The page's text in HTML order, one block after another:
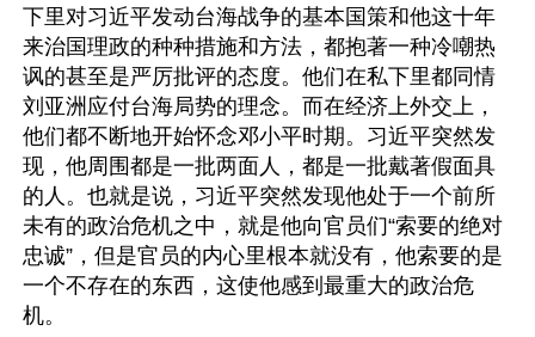
下里对习近平发动台海战争的基本国策和他这十年
来治国理政的种种措施和方法，都抱著一种冷嘲热
讽的甚至是严厉批评的态度。他们在私下里都同情
刘亚洲应付台海局势的理念。而在经济上外交上，
他们都不断地开始怀念邓小平时期。习近平突然发
现，他周围都是一批两面人，都是一批戴著假面具
的人。也就是说，习近平突然发现他处于一个前所
未有的政治危机之中，就是他向官员们“索要的绝对
忠诚”，但是官员的内心里根本就没有，他索要的是
一个不存在的东西，这使他感到最重大的政治危
机。